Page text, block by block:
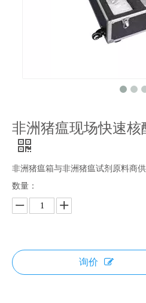
非洲猪瘟现场快速核
非洲猪瘟箱与非洲猪瘟试剂原料商
数量：
询价